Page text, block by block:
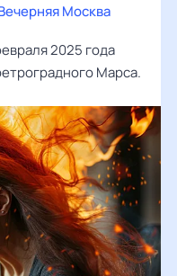
Москва
2025 года
Марса.